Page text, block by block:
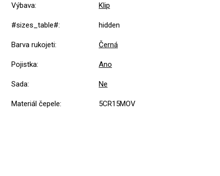
Výbava: Klip
#sizes_table#: hidden
Barva rukojeti: Černá
Pojistka: Ano
Sada: Ne
Materiál čepele: 5CR15MOV